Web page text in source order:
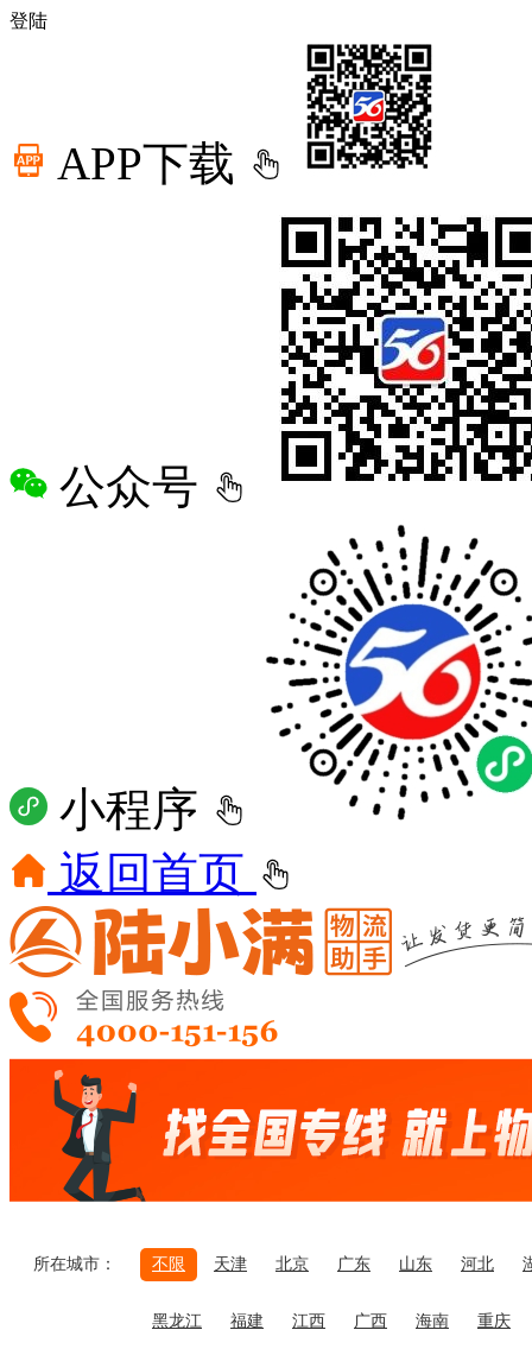
登陆
APP下载
公众号
小程序
返回首页
所在城市： 不限 天津 北京 广东 山东 河北
黑龙江 福建 江西 广西 海南 重庆